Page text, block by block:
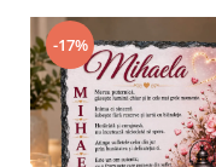
-17%